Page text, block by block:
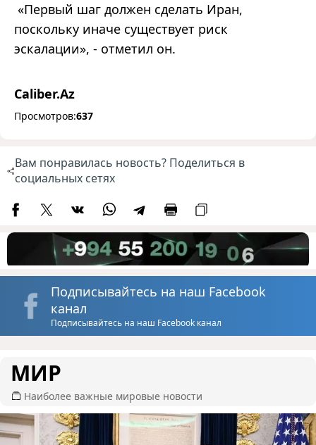
«Первый шаг должен сделать Иран,
поскольку иначе существует риск
эскалации», - отметил он.
Caliber.Az
Просмотров:637
Вам понравилась новость? Поделиться в
социальных сетях
Подписывайтесь на наш Facebook
канал
Подписывайтесь на наш Facebook канал
МИР
Наиболее важные мировые новости